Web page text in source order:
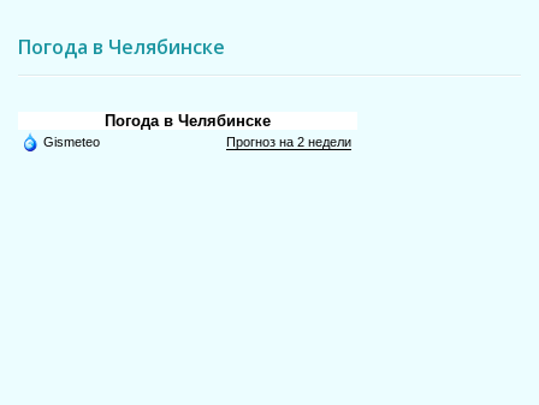
Погода в Челябинске
Погода в Челябинске
Gismeteo Прогноз на 2 недели